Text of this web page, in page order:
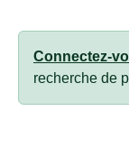
Connectez-
recherche de